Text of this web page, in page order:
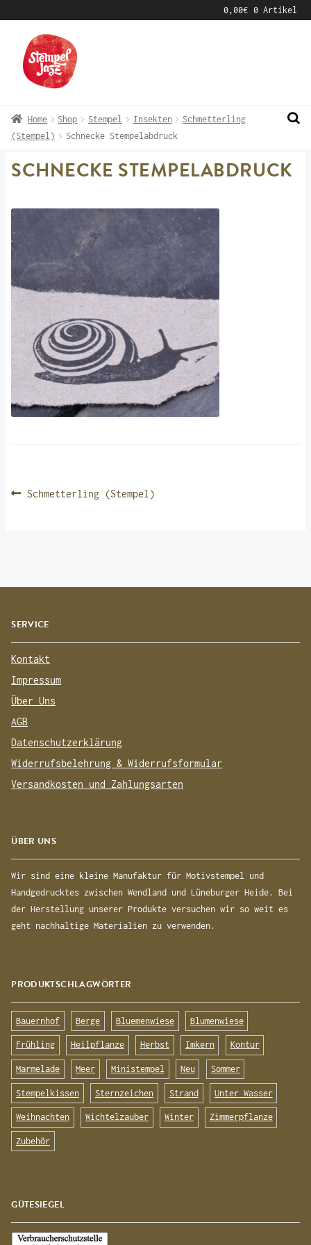
0,00€ 0 Artikel
Navigation
springen
Inhalt
springen
Home Shop Stempel Insekten
Schmetterling
(Stempel)
Schnecke Stempelabdruck
SCHNECKE STEMPELABDRUCK
BEITRAGSNAVIGATION
Vorheriger
Schmetterling (Stempel)
SERVICE
Kontakt
Impressum
Über Uns
AGB
Datenschutzerklärung
Widerrufsbelehrung & Widerrufsformular
Versandkosten und Zahlungsarten
ÜBER UNS
Wir sind eine kleine Manufaktur für Motivstempel und
Handgedrucktes zwischen Wendland und Lüneburger Heide. Bei
der Herstellung unserer Produkte versuchen wir so weit es
geht nachhaltige Materialien zu verwenden.
PRODUKTSCHLAGWÖRTER
Bauernhof Berge Bluemenwiese Blumenwiese
Frühling Heilpflanze Herbst Imkern Kontur
Marmelade Meer Ministempel Neu Sommer
Stempelkissen Sternzeichen Strand Unter Wasser
Weihnachten Wichtelzauber Winter Zimmerpflanze
Zubehör
GÜTESIEGEL